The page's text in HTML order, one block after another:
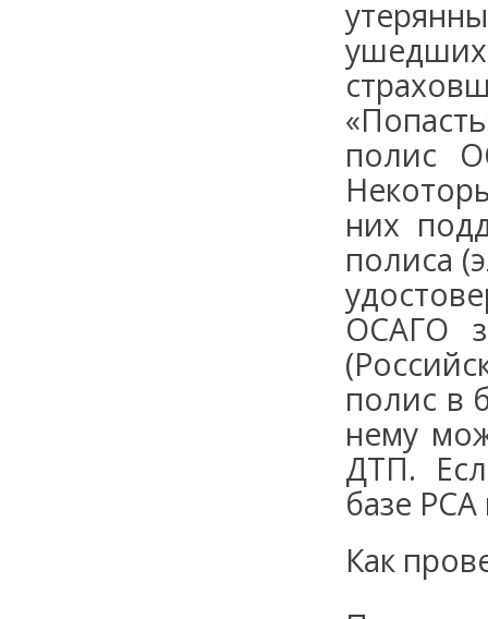
полис
них
полиса
ОСАГО
полис в
нему
ДТП.
базе
Как